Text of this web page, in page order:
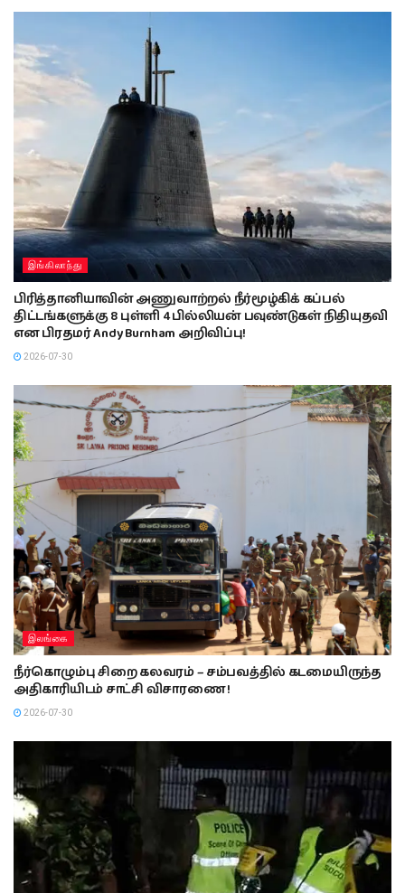
இங்கிலாந்து
பிரித்தானியாவின் அணுவாற்றல் நீர்மூழ்கிக் கப்பல்
திட்டங்களுக்கு 8 புள்ளி 4 பில்லியன் பவுண்டுகள் நிதியுதவி
என பிரதமர் Andy Burnham அறிவிப்பு!
2026-07-30
இலங்கை
நீர்கொழும்பு சிறை கலவரம் – சம்பவத்தில் கடமையிருந்த
அதிகாரியிடம் சாட்சி விசாரணை !
2026-07-30